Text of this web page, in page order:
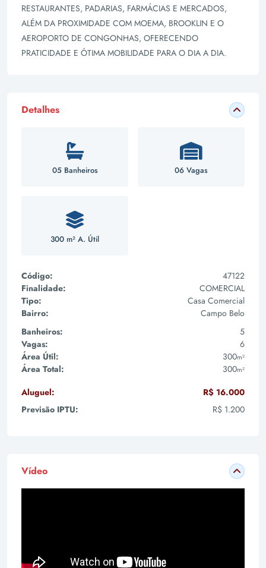
RESTAURANTES, PADARIAS, FARMÁCIAS E MERCADOS,
ALÉM DA PROXIMIDADE COM MOEMA, BROOKLIN E O
AEROPORTO DE CONGONHAS, OFERECENDO
PRATICIDADE E ÓTIMA MOBILIDADE PARA O DIA A DIA.
Detalhes
05 Banheiros 06 Vagas
300 m² A. Útil
Código:
47122
Finalidade:
COMERCIAL
Tipo:
Casa Comercial
Bairro:
Campo Belo
Banheiros:
5
Vagas:
6
Área Útil:
300m²
Área Total: 300m²
Aluguel:
R$ 16.000
Previsão IPTU:
R$ 1.200
Vídeo